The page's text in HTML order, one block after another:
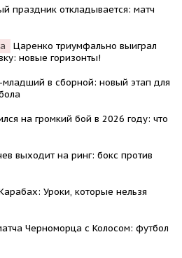
праздник откладывается: матч
Царенко триумфально выиграл
новые горизонты!
младший в сборной: новый этап для
на громкий бой в 2026 году: что
выходит на ринг: бокс против
Уроки, которые нельзя
Черноморца с Колосом: футбол